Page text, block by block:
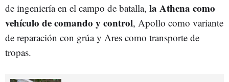
de ingeniería en el campo de batalla, la Athena como
vehículo de comando y control, Apollo como variante
de reparación con grúa y Ares como transporte de
tropas.